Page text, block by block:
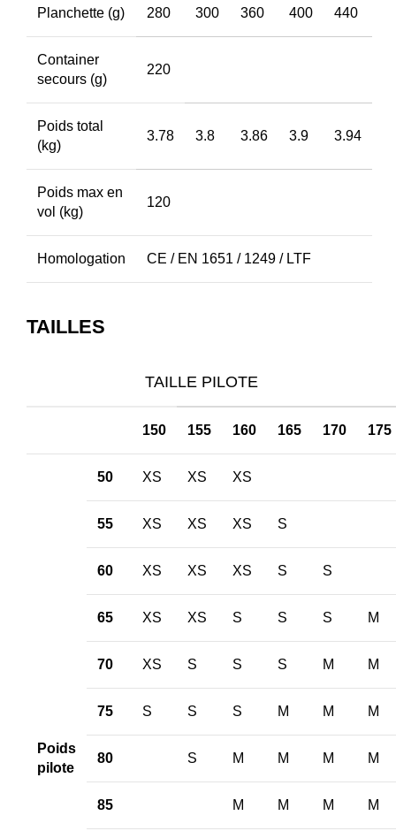
Planchette (g) 280 300 360 400 440
Container
secours (g)
220
Poids total
(kg)
3.78 3.8 3.86 3.9 3.94
Poids max en
vol (kg)
120
Homologation CE / EN 1651 / 1249 / LTF
TAILLES
TAILLE PILOTE
150 155 160 165 170 175
Poids
pilote
50 XS XS XS
55 XS XS XS S
60 XS XS XS S S
65 XS XS S S S M
70 XS S S S M M
75 S S S M M M
80 S M M M M
85 M M M M